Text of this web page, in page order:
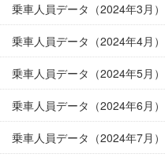
乗車人員データ（2024年3月）
乗車人員データ（2024年4月）
乗車人員データ（2024年5月）
乗車人員データ（2024年6月）
乗車人員データ（2024年7月）